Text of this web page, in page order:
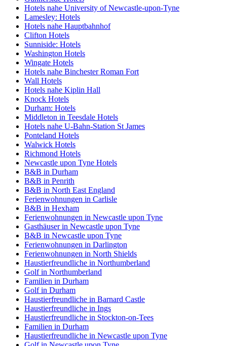
Hotels nahe University of Newcastle-upon-Tyne
Lamesley: Hotels
Hotels nahe Hauptbahnhof
Clifton Hotels
Sunniside: Hotels
Washington Hotels
Wingate Hotels
Hotels nahe Binchester Roman Fort
Wall Hotels
Hotels nahe Kiplin Hall
Knock Hotels
Durham: Hotels
Middleton in Teesdale Hotels
Hotels nahe U-Bahn-Station St James
Ponteland Hotels
Walwick Hotels
Richmond Hotels
Newcastle upon Tyne Hotels
B&B in Durham
B&B in Penrith
B&B in North East England
Ferienwohnungen in Carlisle
B&B in Hexham
Ferienwohnungen in Newcastle upon Tyne
Gasthäuser in Newcastle upon Tyne
B&B in Newcastle upon Tyne
Ferienwohnungen in Darlington
Ferienwohnungen in North Shields
Haustierfreundliche in Northumberland
Golf in Northumberland
Familien in Durham
Golf in Durham
Haustierfreundliche in Barnard Castle
Haustierfreundliche in Ings
Haustierfreundliche in Stockton-on-Tees
Familien in Durham
Haustierfreundliche in Newcastle upon Tyne